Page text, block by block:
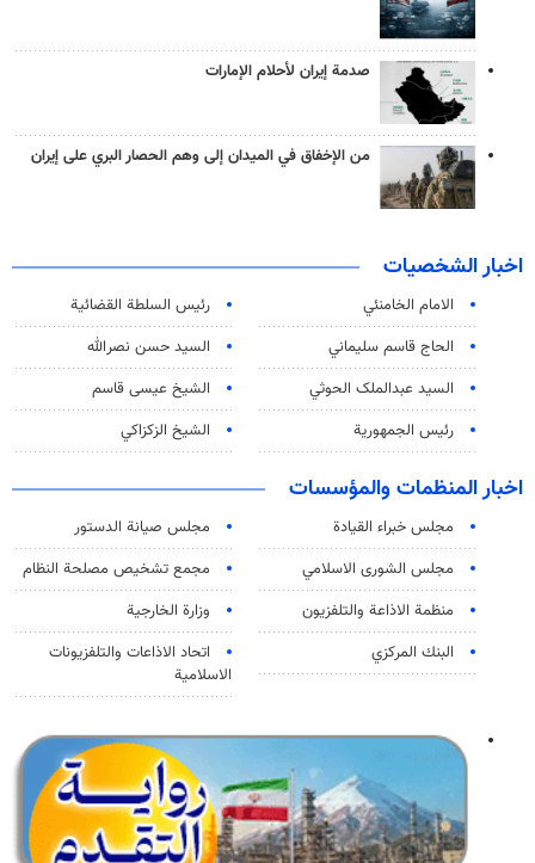
صدمة إيران لأحلام الإمارات
من الإخفاق في الميدان إلى وهم الحصار البري على إيران
اخبار الشخصيات
الامام الخامنئي
رئیس السلطة القضائیة
الحاج قاسم سليماني
السيد حسن نصرالله
السید عبدالملک الحوثي
الشيخ عيسى قاسم
رئيس الجمهورية
الشيخ الزكزاكي
اخبار المنظمات والمؤسسات
مجلس خبراء القيادة
مجلس صيانة الدستور
مجلس الشورى الاسلامي
مجمع تشخيص مصلحة النظام
منظمة الاذاعة والتلفزیون
وزارة الخارجية
البنك المركزي
اتحاد الاذاعات والتلفزيونات
الاسلامية